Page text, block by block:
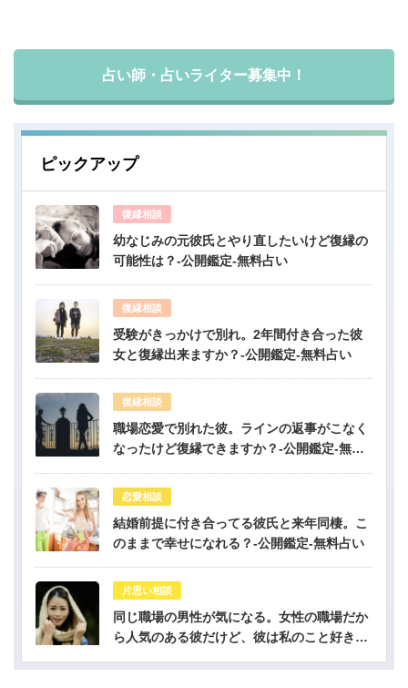
占い師・占いライター募集中！
ピックアップ
復縁相談
幼なじみの元彼氏とやり直したいけど復縁の
可能性は？-公開鑑定-無料占い
復縁相談
受験がきっかけで別れ。2年間付き合った彼
女と復縁出来ますか？-公開鑑定-無料占い
復縁相談
職場恋愛で別れた彼。ラインの返事がこなく
なったけど復縁できますか？-公開鑑定-無料
恋愛相談
結婚前提に付き合ってる彼氏と来年同棲。こ
のままで幸せになれる？-公開鑑定-無料占い
片思い相談
同じ職場の男性が気になる。女性の職場だか
ら人気のある彼だけど、彼は私のこと好き？-